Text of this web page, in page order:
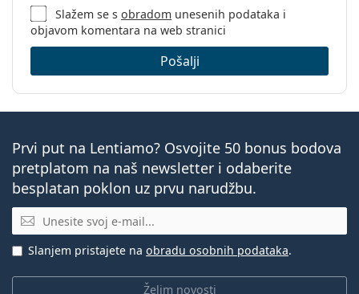
Slažem se sobradom unesenih podataka i
objavom komentara na web stranici
Pošalji
Prvi put na Lentiamo? Osvojite 50 bonus bodova
pretplatom na naš newsletter i odaberite
besplatan poklon uz prvu narudžbu.
E-mail
Želim novosti
Slanjem pristajete na obradu osobnih podataka.